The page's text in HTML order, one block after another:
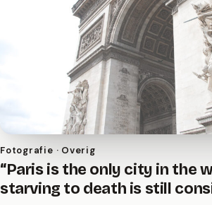
Fotografie · Overig
“Paris is the only city in the
starving to death is still